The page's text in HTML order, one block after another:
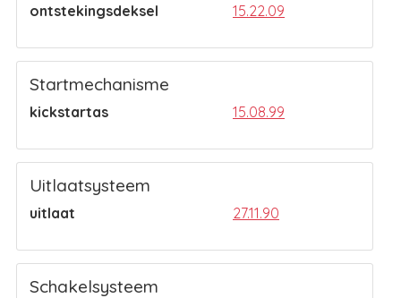
ontstekingsdeksel
15.22.09
Startmechanisme
kickstartas 15.08.99
Uitlaatsysteem
uitlaat 27.11.90
Schakelsysteem